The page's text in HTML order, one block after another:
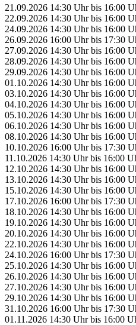
21.09.2026 14:30 Uhrbis 16:00
22.09.2026 14:30 Uhrbis 16:00
24.09.2026 14:30 Uhrbis 16:00
26.09.2026 16:00 Uhrbis 17:30
27.09.2026 14:30 Uhrbis 16:00
28.09.2026 14:30 Uhrbis 16:00
29.09.2026 14:30 Uhrbis 16:00
01.10.2026 14:30 Uhrbis 16:00
03.10.2026 14:30 Uhrbis 16:00
04.10.2026 14:30 Uhrbis 16:00
05.10.2026 14:30 Uhrbis 16:00
06.10.2026 14:30 Uhrbis 16:00
08.10.2026 14:30 Uhrbis 16:00
10.10.2026 16:00 Uhrbis 17:30
11.10.2026 14:30 Uhrbis 16:00
12.10.2026 14:30 Uhrbis 16:00
13.10.2026 14:30 Uhrbis 16:00
15.10.2026 14:30 Uhrbis 16:00
17.10.2026 16:00 Uhrbis 17:30
18.10.2026 14:30 Uhrbis 16:00
19.10.2026 14:30 Uhrbis 16:00
20.10.2026 14:30 Uhrbis 16:00
22.10.2026 14:30 Uhrbis 16:00
24.10.2026 16:00 Uhrbis 17:30
25.10.2026 14:30 Uhrbis 16:00
26.10.2026 14:30 Uhrbis 16:00
27.10.2026 14:30 Uhrbis 16:00
29.10.2026 14:30 Uhrbis 16:00
31.10.2026 16:00 Uhrbis 17:30
01.11.2026 14:30 Uhrbis 16:00